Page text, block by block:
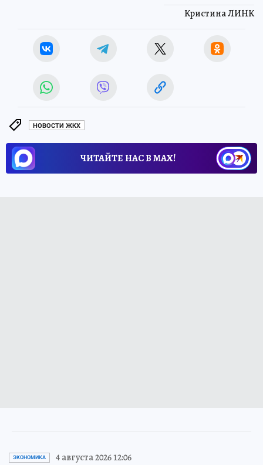
Кристина ЛИНК
НОВОСТИ ЖКХ
ЧИТАЙТЕ НАС В МАХ!
ЭКОНОМИКА 4 августа 2026 12:06